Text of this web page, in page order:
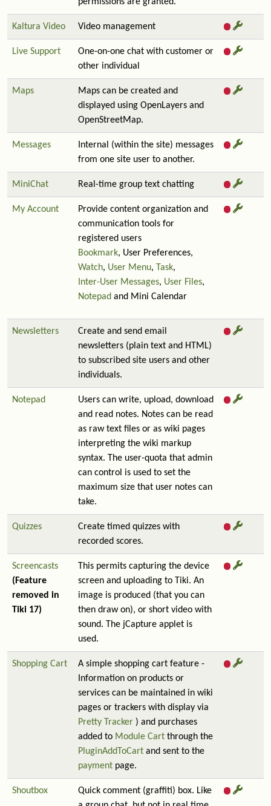
Kaltura Video Video management
Live Support
One-on-one chat with customer or
other individual
Maps
Maps can be created and
displayed using OpenLayers and
OpenStreetMap.
Messages
Internal (within the site) messages
from one site user to another.
MiniChat Real-time group text chatting
My Account
Provide content organization and
communication tools for
registered users
Bookmark, User Preferences,
Watch, User Menu, Task,
Inter-User Messages, User Files,
Notepad and Mini Calendar
Newsletters
Create and send email
newsletters (plain text and HTML)
to subscribed site users and other
individuals.
Notepad
Users can write, upload, download
and read notes. Notes can be read
as raw text files or as wiki pages
interpreting the wiki markup
syntax. The user-quota that admin
can control is used to set the
maximum size that user notes can
take.
Quizzes
Create timed quizzes with
recorded scores.
Screencasts
(Feature
removed in
Tiki 17)
This permits capturing the device
screen and uploading to Tiki. An
image is produced (that you can
then draw on), or short video with
sound. The jCapture applet is
used.
Shopping Cart
A simple shopping cart feature -
Information on products or
services can be maintained in wiki
pages or trackers with display via
Pretty Tracker ) and purchases
added to Module Cart through the
PluginAddToCart and sent to the
payment page.
Shoutbox
Quick comment (graffiti) box. Like